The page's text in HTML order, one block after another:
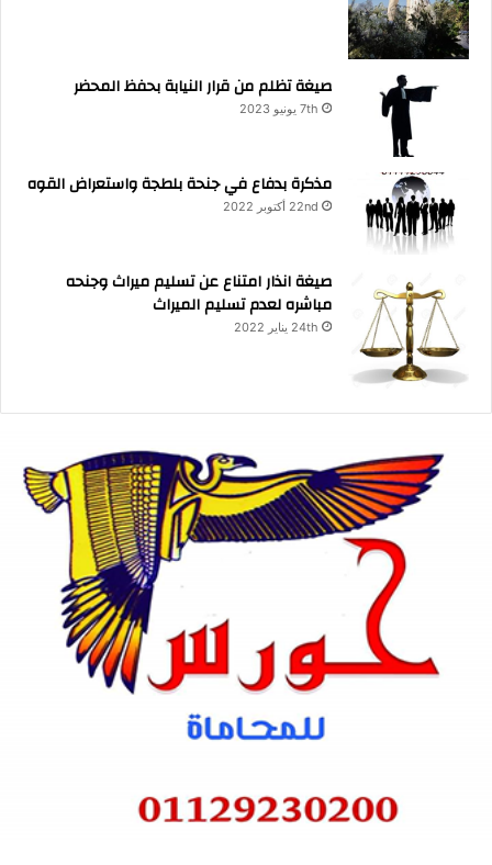
صيغة تظلم من قرار النيابة بحفظ المحضر
7th يونيو 2023
مذكرة بدفاع في جنحة بلطجة واستعراض القوه
22nd أكتوبر 2022
صيغة انذار امتناع عن تسليم ميراث وجنحه
مباشره لعدم تسليم الميراث
24th يناير 2022